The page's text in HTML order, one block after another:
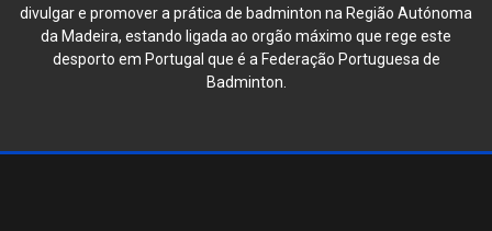
divulgar e promover a prática de badminton na Região Autónoma
da Madeira, estando ligada ao orgão máximo que rege este
desporto em Portugal que é a Federação Portuguesa de
Badminton.